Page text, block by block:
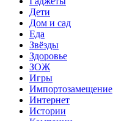
Дети
Дом и сад
Еда
Звёзды
Здоровье
ЗОЖ
Игры
Импортозамещение
Интернет
Истории